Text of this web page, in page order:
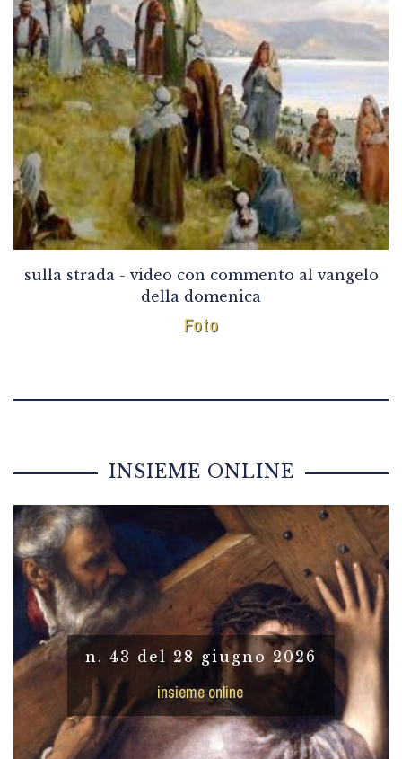
sulla strada - video con commento al vangelo
della domenica
Foto
INSIEME ONLINE
n. 43 del 28 giugno 2026
insieme online